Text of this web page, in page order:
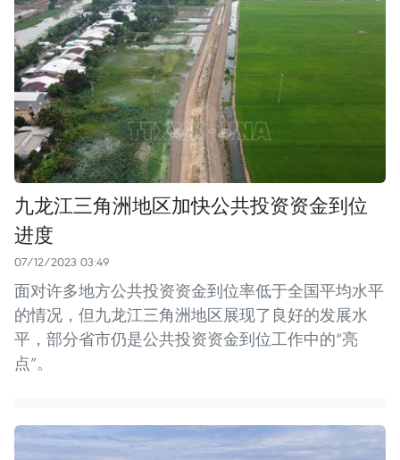
九龙江三角洲地区加快公共投资资金到位
进度
07/12/2023 03:49
面对许多地方公共投资资金到位率低于全国平均水平
的情况，但九龙江三角洲地区展现了良好的发展水
平，部分省市仍是公共投资资金到位工作中的“亮
点”。